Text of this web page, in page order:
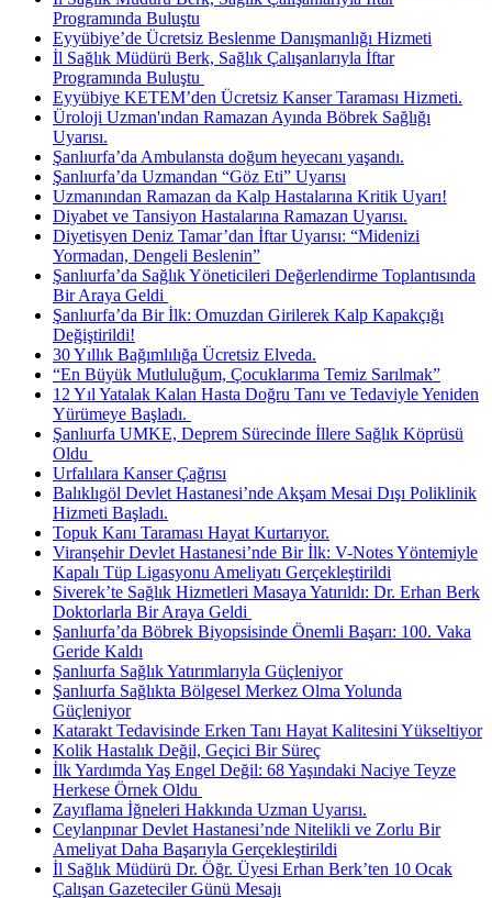
Programında Buluştu
Eyyübiye’de Ücretsiz Beslenme Danışmanlığı Hizmeti
İl Sağlık Müdürü Berk, Sağlık Çalışanlarıyla İftar
Programında Buluştu ​
Eyyübiye KETEM’den Ücretsiz Kanser Taraması Hizmeti.
Üroloji Uzman'ından Ramazan Ayında Böbrek Sağlığı
Uyarısı.
Şanlıurfa’da Ambulansta doğum heyecanı yaşandı.
Şanlıurfa’da Uzmandan “Göz Eti” Uyarısı
Uzmanından Ramazan da Kalp Hastalarına Kritik Uyarı!
Diyabet ve Tansiyon Hastalarına Ramazan Uyarısı.
Diyetisyen Deniz Tamar’dan İftar Uyarısı: “Midenizi
Yormadan, Dengeli Beslenin”
Şanlıurfa’da Sağlık Yöneticileri Değerlendirme Toplantısında
Bir Araya Geldi ​
Şanlıurfa’da Bir İlk: Omuzdan Girilerek Kalp Kapakçığı
Değiştirildi!
30 Yıllık Bağımlılığa Ücretsiz Elveda.
“En Büyük Mutluluğum, Çocuklarıma Temiz Sarılmak”
12 Yıl Yatalak Kalan Hasta Doğru Tanı ve Tedaviyle Yeniden
Yürümeye Başladı. ​
Şanlıurfa UMKE, Deprem Sürecinde İllere Sağlık Köprüsü
Oldu ​
Urfalılara Kanser Çağrısı
Balıklıgöl Devlet Hastanesi’nde Akşam Mesai Dışı Poliklinik
Hizmeti Başladı.
Topuk Kanı Taraması Hayat Kurtarıyor.
Viranşehir Devlet Hastanesi’nde Bir İlk: V-Notes Yöntemiyle
Kapalı Tüp Ligasyonu Ameliyatı Gerçekleştirildi
Siverek’te Sağlık Hizmetleri Masaya Yatırıldı: Dr. Erhan Berk
Doktorlarla Bir Araya Geldi ​
Şanlıurfa’da Böbrek Biyopsisinde Önemli Başarı: 100. Vaka
Geride Kaldı
Şanlıurfa Sağlık Yatırımlarıyla Güçleniyor
Şanlıurfa Sağlıkta Bölgesel Merkez Olma Yolunda
Güçleniyor
Katarakt Tedavisinde Erken Tanı Hayat Kalitesini Yükseltiyor
Kolik Hastalık Değil, Geçici Bir Süreç
İlk Yardımda Yaş Engel Değil: 68 Yaşındaki Naciye Teyze
Herkese Örnek Oldu ​
Zayıflama İğneleri Hakkında Uzman Uyarısı.
Ceylanpınar Devlet Hastanesi’nde Nitelikli ve Zorlu Bir
Ameliyat Daha Başarıyla Gerçekleştirildi
İl Sağlık Müdürü Dr. Öğr. Üyesi Erhan Berk’ten 10 Ocak
Çalışan Gazeteciler Günü Mesajı